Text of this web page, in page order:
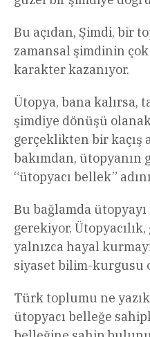
Bu açıdan, Şimdi, bir
zamansal şimdinin
karakter kazanıyor.
Ütopya, bana kalırsa,
şimdiye dönüşü
gerçeklikten bir kaçış
bakımdan, ütopyanın
“ütopyacı bellek”
Bu bağlamda
gerekiyor.
yalnızca hayal
siyaset bilim-kurgusu
Türk toplumu ne
ütopyacı belleğe